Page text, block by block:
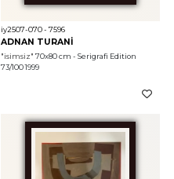
iy2507-070 - 7596
ADNAN TURANİ
"isimsiz" 70x80 cm - Serigrafi Edition
73/100 1999